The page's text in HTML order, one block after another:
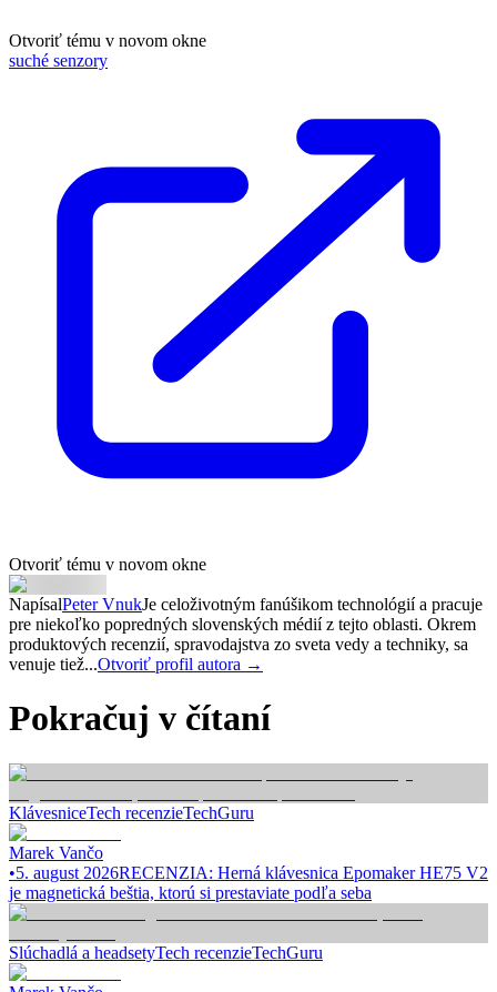
Otvoriť tému v novom okne
suché senzory
Otvoriť tému v novom okne
NapísalPeter VnukJe celoživotným fanúšikom technológií a pracuje
pre niekoľko popredných slovenských médií z tejto oblasti. Okrem
produktových recenzií, spravodajstva zo sveta vedy a techniky, sa
venuje tiež...Otvoriť profil autora →
Pokračuj v čítaní
KlávesniceTech recenzieTechGuru
Marek Vančo
•5. august 2026RECENZIA: Herná klávesnica Epomaker HE75 V2
je magnetická beštia, ktorú si prestaviate podľa seba
Slúchadlá a headsetyTech recenzieTechGuru